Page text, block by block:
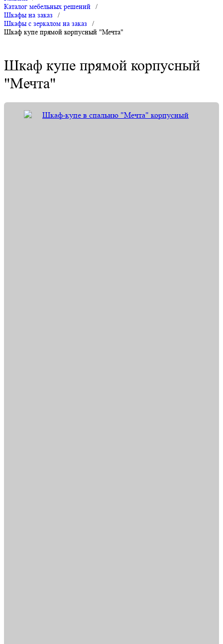
Каталог мебельных решений
/
Шкафы на заказ
/
Шкафы с зеркалом на заказ
/
Шкаф купе прямой корпусный "Мечта"
Шкаф купе прямой корпусный
"Мечта"